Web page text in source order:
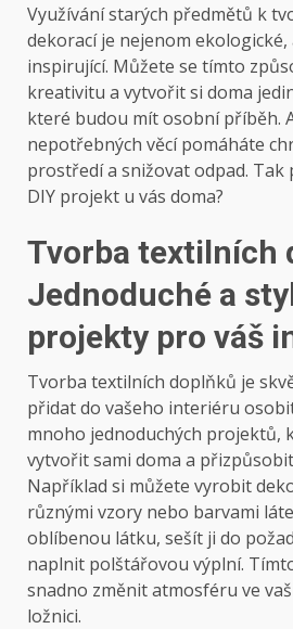
Využívání starých předmětů k
dekorací je nejenom ekologické,
inspirující. Můžete se tímto
kreativitu a vytvořit si doma
které budou mít osobní příběh.
nepotřebných věcí pomáháte
prostředí a snižovat odpad.
DIY projekt u vás doma?
Tvorba textilních
Jednoduché a
projekty pro váš
Tvorba textilních doplňků je
přidat do vašeho interiéru
mnoho jednoduchých projektů,
vytvořit sami doma a
Například si můžete vyrobit
různými vzory nebo barvami
oblíbenou látku, sešít ji do
naplnit polštářovou výplní.
snadno změnit atmosféru ve
ložnici.